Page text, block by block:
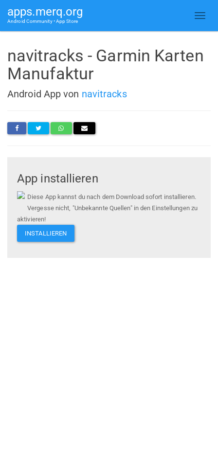
apps.merq.org
Android Community • App Store
navitracks - Garmin Karten
Manufaktur
Android App von navitracks
App installieren
Diese App kannst du nach dem Download sofort installieren.
Vergesse nicht, "Unbekannte Quellen" in den Einstellungen zu
aktivieren!
INSTALLIEREN